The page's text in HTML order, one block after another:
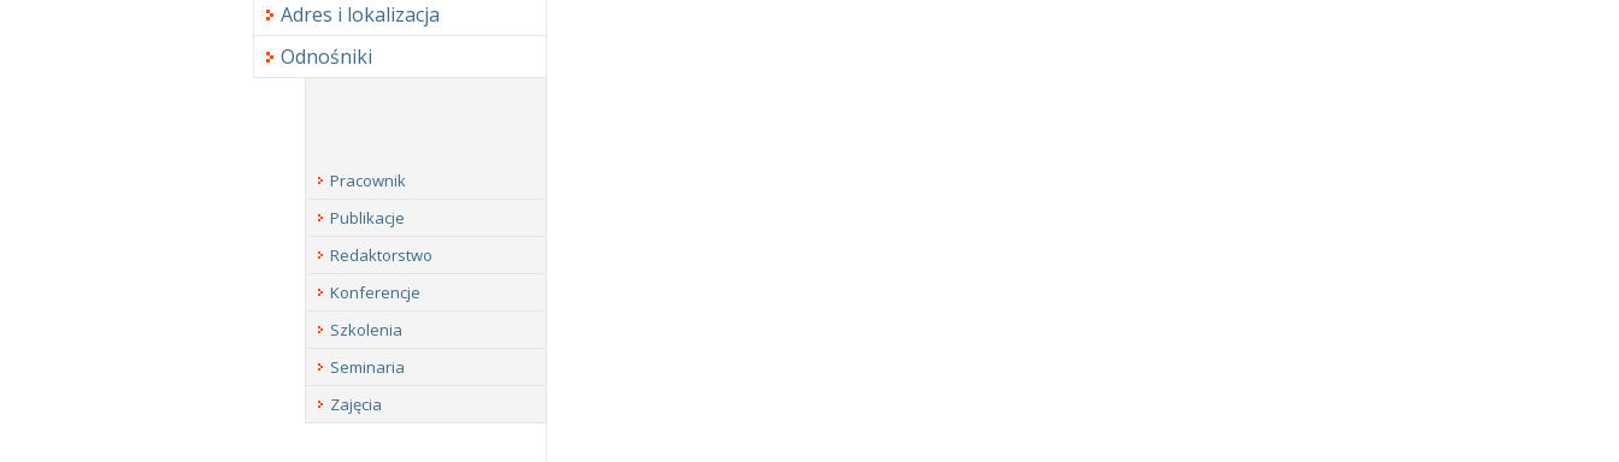
Adres i lokalizacja
Odnośniki
Pracownik
Publikacje
Redaktorstwo
Konferencje
Szkolenia
Seminaria
Zajęcia